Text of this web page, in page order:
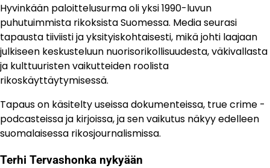
Hyvinkään paloittelusurma oli yksi 1990-luvun
puhutuimmista rikoksista Suomessa. Media seurasi
tapausta tiiviisti ja yksityiskohtaisesti, mikä johti laajaan
julkiseen keskusteluun nuorisorikollisuudesta, väkivallasta
ja kulttuuristen vaikutteiden roolista
rikoskäyttäytymisessä.
Tapaus on käsitelty useissa dokumenteissa, true crime -
podcasteissa ja kirjoissa, ja sen vaikutus näkyy edelleen
suomalaisessa rikosjournalismissa.
Terhi Tervashonka nykyään